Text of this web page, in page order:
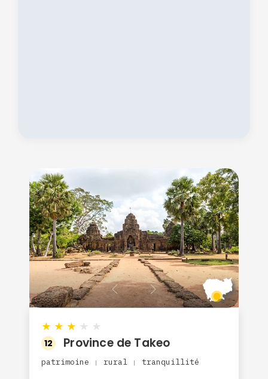
★ ★ ★ ★ ★
12 Province de Takeo
patrimoine | rural | tranquillité